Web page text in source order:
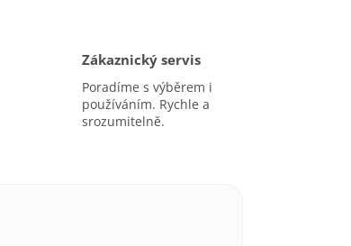
Zákaznický servis
Poradíme s výběrem i
používáním. Rychle a
srozumitelně.